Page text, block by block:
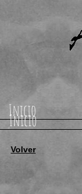
Inicio
Inicio
Volver